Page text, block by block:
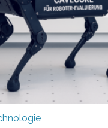
getrennt und die
Anwendungen aus.
und riesige
steigt der Bedarf
Neben